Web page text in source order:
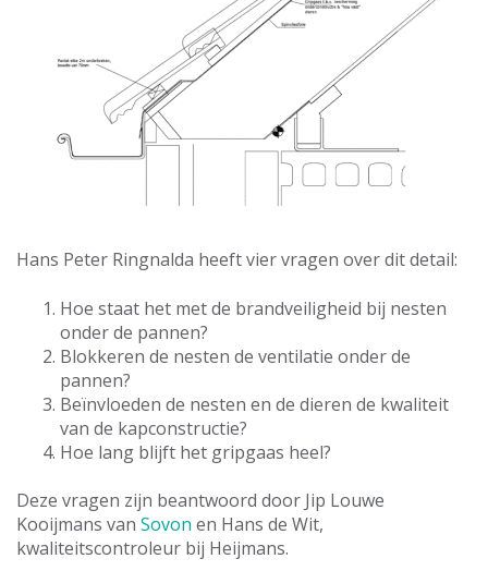
Hans Peter Ringnalda heeft vier vragen over dit detail:
Hoe staat het met de brandveiligheid bij nesten
onder de pannen?
Blokkeren de nesten de ventilatie onder de
pannen?
Beïnvloeden de nesten en de dieren de kwaliteit
van de kapconstructie?
Hoe lang blijft het gripgaas heel?
Deze vragen zijn beantwoord door Jip Louwe
Kooijmans van Sovon en Hans de Wit,
kwaliteitscontroleur bij Heijmans.